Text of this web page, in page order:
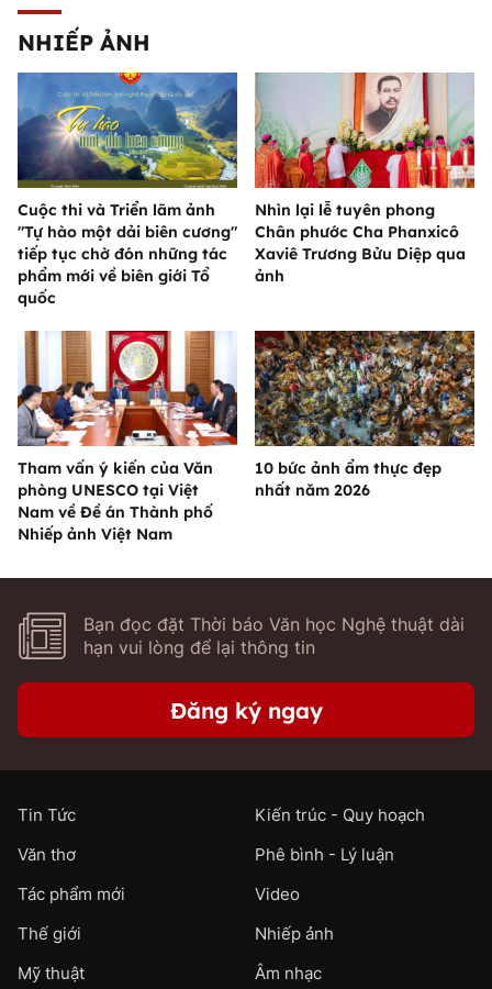
NHIẾP ẢNH
Cuộc thi và Triển lãm ảnh
"Tự hào một dải biên cương"
tiếp tục chờ đón những tác
phẩm mới về biên giới Tổ
quốc
Nhìn lại lễ tuyên phong
Chân phước Cha Phanxicô
Xaviê Trương Bửu Diệp qua
ảnh
Tham vấn ý kiến của Văn
phòng UNESCO tại Việt
Nam về Đề án Thành phố
Nhiếp ảnh Việt Nam
10 bức ảnh ẩm thực đẹp
nhất năm 2026
Bạn đọc đặt Thời báo Văn học Nghệ thuật dài
hạn vui lòng để lại thông tin
Đăng ký ngay
Tin Tức
Kiến trúc - Quy hoạch
Văn thơ
Phê bình - Lý luận
Tác phẩm mới
Video
Thế giới
Nhiếp ảnh
Mỹ thuật
Âm nhạc